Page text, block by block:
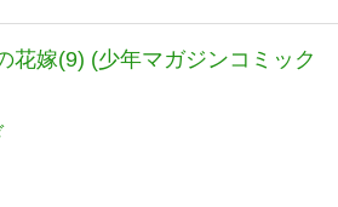
花嫁(9) (少年マガジンコミック